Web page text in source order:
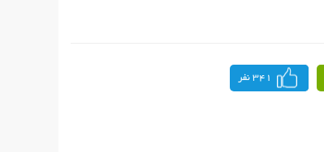
341 نفر